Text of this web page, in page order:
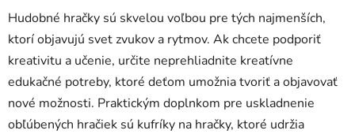
i
s
u
Hudobné hračky sú skvelou voľbou pre tých najmenších,
ktorí objavujú svet zvukov a rytmov. Ak chcete podporiť
kreativitu a učenie, určite neprehliadnite kreatívne
edukačné potreby, ktoré deťom umožnia tvoriť a objavovať
nové možnosti. Praktickým doplnkom pre uskladnenie
obľúbených hračiek sú kufríky na hračky, ktoré udržia